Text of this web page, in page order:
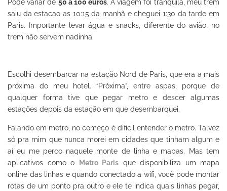
Pode variar de 50 a 100 euros. A viagem foi tranquila, meu trem
saiu da estacao as 10:15 da manhã e cheguei 1:30 da tarde em
Paris. Importante levar água e snacks, diferente do avião, no
trem não servem nadinha.
Escolhi desembarcar na estação Nord de Paris, que era a mais
próxima do meu hotel. “Próxima”, entre aspas, porque de
qualquer forma tive que pegar metro e descer algumas
estações depois da estação em que desembarquei.
Falando em metro, no começo é dificil entender o metro. Talvez
só pra mim que nunca morei em cidades que tinham algum e
aí eu me perco naquele monte de linha e mapas. Mas tem
aplicativos como o
Metro Paris que disponibiliza um mapa
online das linhas e quando conectado a wifi, você pode montar
rotas de um ponto pra outro e ele te indica quais linhas pegar,